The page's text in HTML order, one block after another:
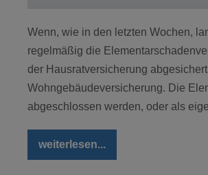
Wenn, wie in den letzten Wochen,
regelmäßig die
der Hausratversicherung
Wohngebäudeversicherung. Die
abgeschlossen werden, oder als
weiterlesen...
Wasser
im